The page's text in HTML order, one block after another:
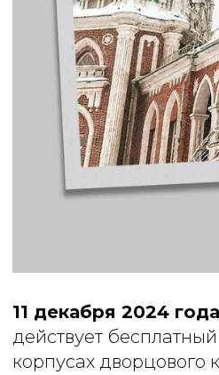
11 декабря 2024 года
действует
корпусах дворцового